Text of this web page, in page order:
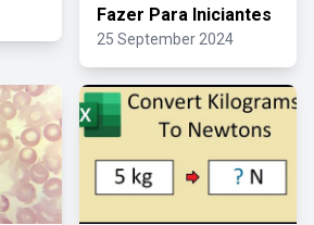
Fazer Para Iniciantes
25 September 2024